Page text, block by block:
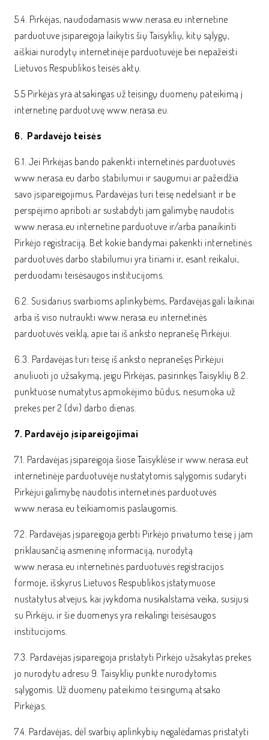
5.4. Pirkėjas, naudodamasis www.nerasa.eu internetine
parduotuve įsipareigoja laikytis šių Taisyklių, kitų sąlygų,
aiškiai nurodytų internetinėje parduotuvėje bei nepažeisti
Lietuvos Respublikos teisės aktų.
5.5 Pirkėjas yra atsakingas už teisingų duomenų pateikimą į
internetinę parduotuvę www.nerasa.eu.
6. Pardavėjo teisės
6.1. Jei Pirkėjas bando pakenkti internetinės parduotuvės
www.nerasa.eu darbo stabilumui ir saugumui ar pažeidžia
savo įsipareigojimus, Pardavėjas turi teisę nedelsiant ir be
perspėjimo apriboti ar sustabdyti jam galimybę naudotis
www.nerasa.eu internetine parduotuve ir/arba panaikinti
Pirkėjo registraciją. Bet kokie bandymai pakenkti internetinės
parduotuvės darbo stabilumui yra tiriami ir, esant reikalui,
perduodami teisėsaugos institucijoms.
6.2. Susidarius svarbioms aplinkybėms, Pardavėjas gali laikinai
arba iš viso nutraukti www.nerasa.eu internetinės
parduotuvės veiklą, apie tai iš anksto nepranešę Pirkėjui.
6.3. Pardavėjas turi teisę iš anksto nepranešęs Pirkėjui
anuliuoti jo užsakymą, jeigu Pirkėjas, pasirinkęs Taisyklių 8.2.
punktuose numatytus apmokėjimo būdus, nesumoka už
prekes per 2 (dvi) darbo dienas.
7. Pardavėjo įsipareigojimai
7.1. Pardavėjas įsipareigoja šiose Taisyklėse ir www.nerasa.eut
internetinėje parduotuvėje nustatytomis sąlygomis sudaryti
Pirkėjui galimybę naudotis internetinės parduotuvės
www.nerasa.eu teikiamomis paslaugomis.
7.2. Pardavėjas įsipareigoja gerbti Pirkėjo privatumo teisę į jam
priklausančią asmeninę informaciją, nurodytą
www.nerasa.eu internetinės parduotuvės registracijos
formoje, išskyrus Lietuvos Respublikos įstatymuose
nustatytus atvejus, kai įvykdoma nusikalstama veika, susijusi
su Pirkėju, ir šie duomenys yra reikalingi teisėsaugos
institucijoms.
7.3. Pardavėjas įsipareigoja pristatyti Pirkėjo užsakytas prekes
jo nurodytu adresu 9. Taisyklių punkte nurodytomis
sąlygomis. Už duomenų pateikimo teisingumą atsako
Pirkėjas.
7.4. Pardavėjas, dėl svarbių aplinkybių negalėdamas pristatyti